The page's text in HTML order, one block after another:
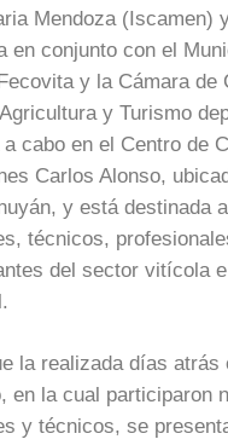
Mendoza (Iscamen)
en conjunto con el
y la Cámara de
y Turismo
cabo en el Centro de
Carlos Alonso,
y está destinada a
técnicos,
del sector vitícola
la realizada días atrás
en la cual participaron
y técnicos, se